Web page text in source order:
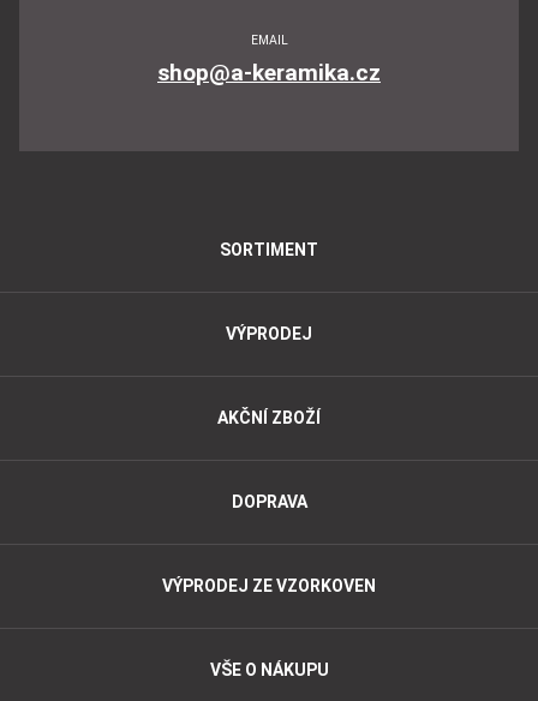
EMAIL
shop@a-keramika.cz
SORTIMENT
VÝPRODEJ
AKČNÍ ZBOŽÍ
DOPRAVA
VÝPRODEJ ZE VZORKOVEN
VŠE O NÁKUPU